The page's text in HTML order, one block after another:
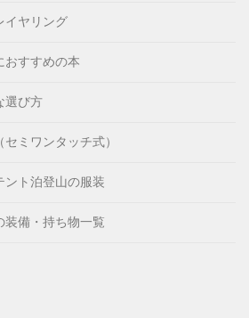
イヤリング
おすすめの本
選び方
ミワンタッチ式）
ント泊登山の服装
装備・持ち物一覧